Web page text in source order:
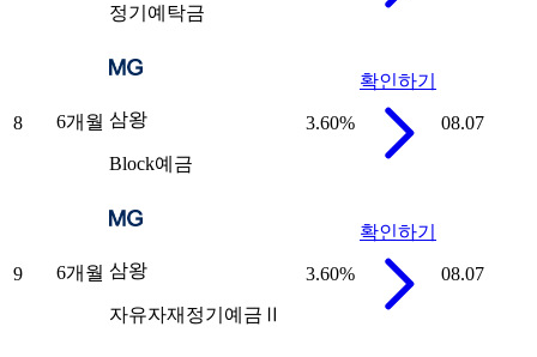
정기예탁금
8 6개월 삼왕
Block예금
3.60%
확인하기
08.07
9 6개월 삼왕
자유자재정기예금Ⅱ
3.60%
확인하기
08.07